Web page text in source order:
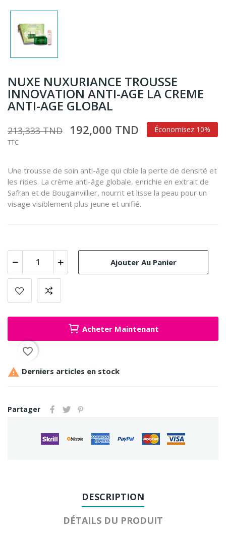
NUXE NUXURIANCE TROUSSE
INNOVATION ANTI-AGE LA CREME
ANTI-AGE GLOBAL
213,333 TND 192,000 TND Économisez 10%
TTC
Une trousse de soin anti-âge qui cible la perte de densité et
les rides. La crème anti-âge globale, enrichie en extrait de
Safran et de Bougainvillier, nourrit et lisse la peau pour un
visage visiblement plus jeune et unifié.
Ajouter Au Panier
Acheter Maintenant
favorite_border
 Derniers articles en stock
Partager
DESCRIPTION
DÉTAILS DU PRODUIT